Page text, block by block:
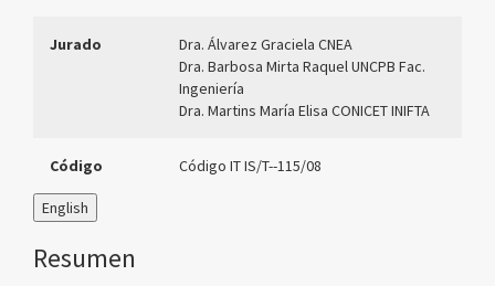
Jurado
Dra. Álvarez Graciela CNEA
Dra. Barbosa Mirta Raquel UNCPB Fac.
Ingeniería
Dra. Martins María Elisa CONICET INIFTA
Código Código IT IS/T--115/08
English
Resumen